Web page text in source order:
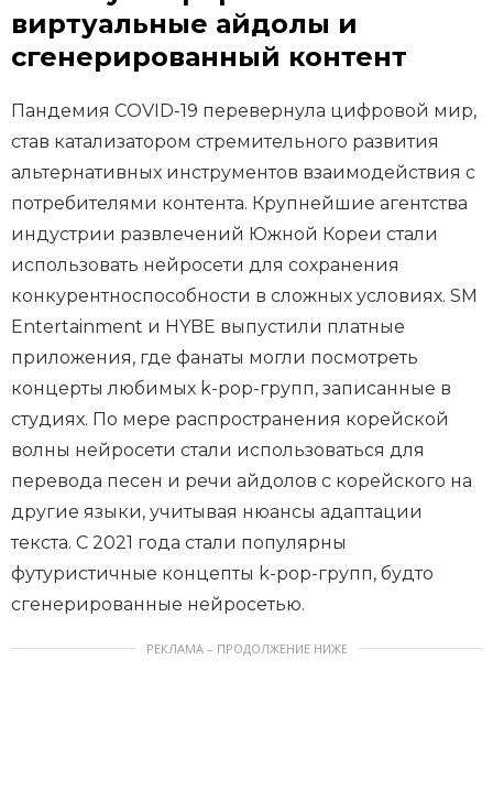
виртуальные айдолы и
сгенерированный контент
Пандемия COVID-19 перевернула цифровой мир,
став катализатором стремительного развития
альтернативных инструментов взаимодействия с
потребителями контента. Крупнейшие агентства
индустрии развлечений Южной Кореи стали
использовать нейросети для сохранения
конкурентноспособности в сложных условиях. SM
Entertainment и HYBE выпустили платные
приложения, где фанаты могли посмотреть
концерты любимых k-pop-групп, записанные в
студиях. По мере распространения корейской
волны нейросети стали использоваться для
перевода песен и речи айдолов с корейского на
другие языки, учитывая нюансы адаптации
текста. С 2021 года стали популярны
футуристичные концепты k-pop-групп, будто
сгенерированные нейросетью.
РЕКЛАМА – ПРОДОЛЖЕНИЕ НИЖЕ